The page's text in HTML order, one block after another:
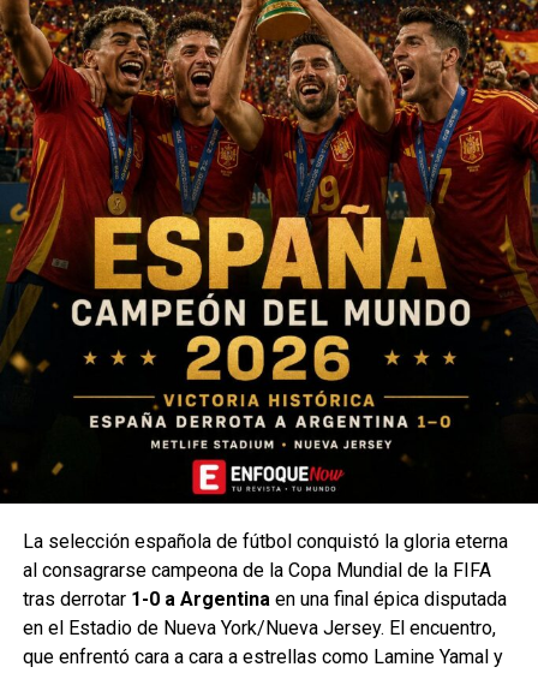
La selección española de fútbol conquistó la gloria eterna
al consagrarse campeona de la Copa Mundial de la FIFA
tras derrotar 1-0 a Argentinaen una final épica disputada
en el Estadio de Nueva York/Nueva Jersey. El encuentro,
que enfrentó cara a cara a estrellas como Lamine Yamal y